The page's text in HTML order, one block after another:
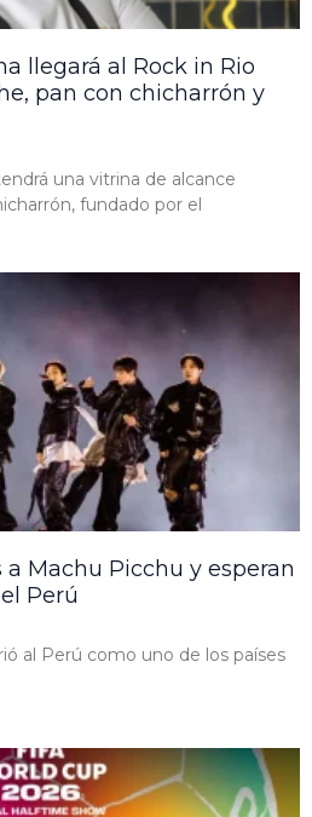
llegará al Rock in Rio
pan con chicharrón y
una vitrina de alcance
fundado por el
a Machu Picchu y esperan
Perú
al Perú como uno de los países